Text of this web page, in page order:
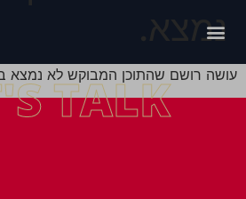
נמצא.
עושה רושם שהתוכן המבוקש לא נמצא
TALK